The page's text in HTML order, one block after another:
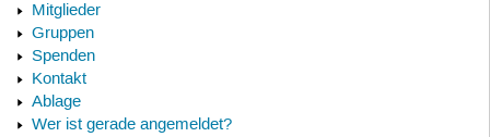
Mitglieder
Gruppen
Spenden
Kontakt
Ablage
Wer ist gerade angemeldet?